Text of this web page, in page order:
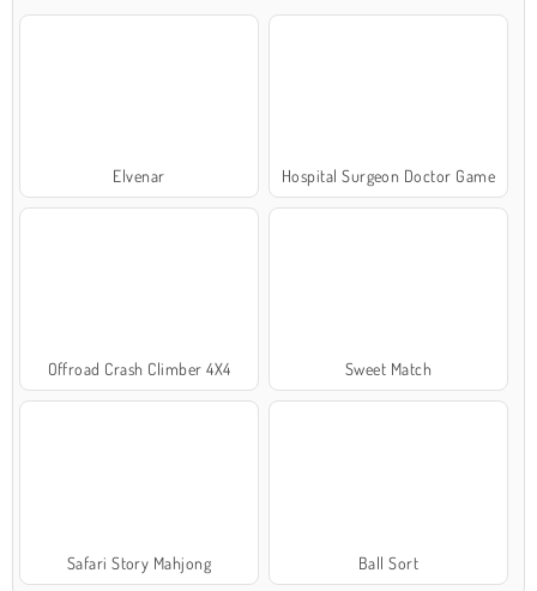
Elvenar Hospital Surgeon Doctor Game
Offroad Crash Climber 4X4 Sweet Match
Safari Story Mahjong Ball Sort